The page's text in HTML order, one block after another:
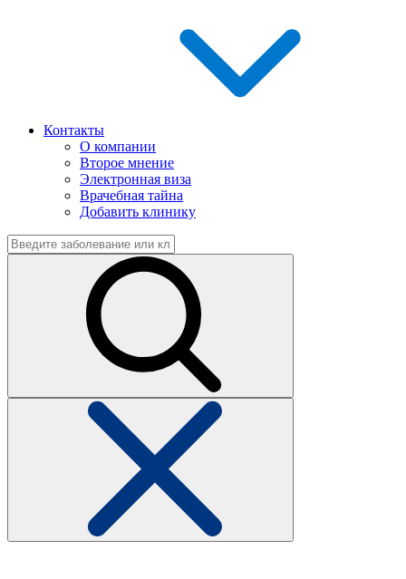
Контакты
О компании
Второе мнение
Электронная виза
Врачебная тайна
Добавить клинику